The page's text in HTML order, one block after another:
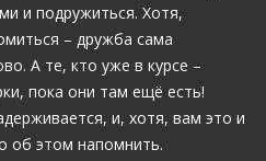
и подружиться. Хотя,
– дружба сама
А те, кто уже в курсе –
пока они там ещё есть!
и, хотя, вам это и
об этом напомнить.